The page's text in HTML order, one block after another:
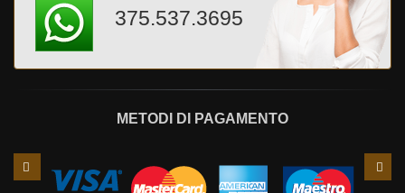
375.537.3695
METODI DI PAGAMENTO
precedente